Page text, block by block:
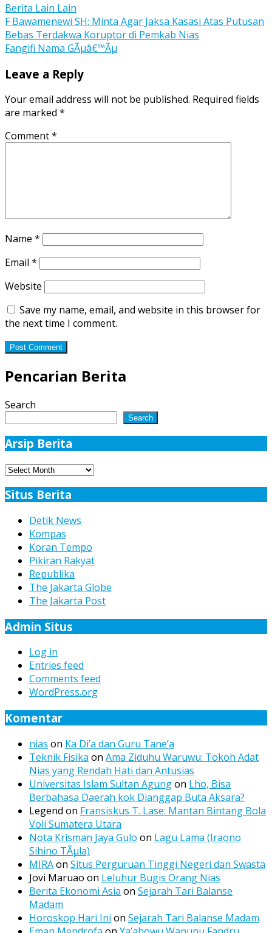
Berita Lain Lain
Post
navigation
F Bawamenewi SH: Minta Agar Jaksa Kasasi Atas Putusan
Bebas Terdakwa Koruptor di Pemkab Nias
Fangifi Nama GÃµâ€™Ãµ
Leave a Reply
Your email address will not be published. Required fields
are marked *
Comment*
Name *
Email *
Website
Save my name, email, and website in this browser for
the next time I comment.
Pencarian Berita
Search
Search
Arsip Berita
Arsip
Situs Berita
Detik News
Kompas
Koran Tempo
Pikiran Rakyat
Republika
The Jakarta Globe
The Jakarta Post
Admin Situs
Log in
Entries feed
Comments feed
WordPress.org
Komentar
nias on Ka Di’a dan Guru Tane’a
Teknik Fisika on Ama Ziduhu Waruwu: Tokoh Adat
Nias yang Rendah Hati dan Antusias
Universitas Islam Sultan Agungon Lho, Bisa
Berbahasa Daerah kok Dianggap Buta Aksara?
Legend on Fransiskus T. Lase: Mantan Bintang Bola
Voli Sumatera Utara
Nota Krisman Jaya Gulo on Lagu Lama (Iraono
Sihino TÃµla)
MIRAon Situs Perguruan Tinggi Negeri dan Swasta
Jovi Maruao on Leluhur Bugis Orang Nias
Berita Ekonomi Asia on Sejarah Tari Balanse
Madam
Horoskop Hari Ini on Sejarah Tari Balanse Madam